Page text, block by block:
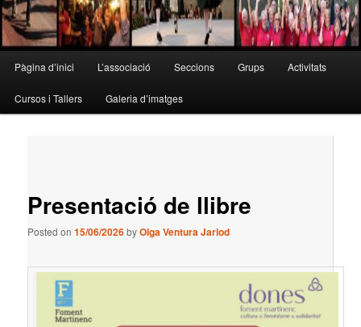
menu
Pàgina d’inici L’associació Seccions Grups Activitats
Cursos i Tallers Galeria d’imatges
Presentació de llibre
Posted on15/06/2026byOlga Ventura Jariod